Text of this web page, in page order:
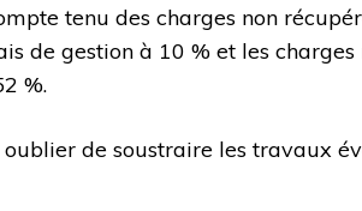
tenu des charges non
de gestion à 10 % et les
%.
de soustraire les travaux